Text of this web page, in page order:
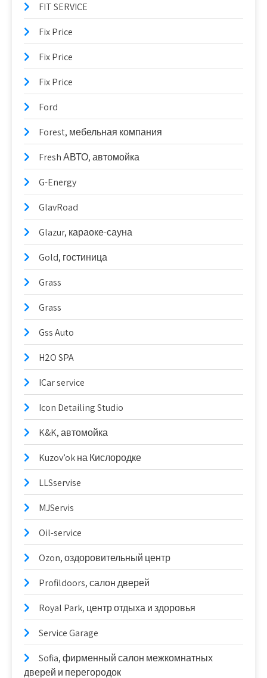
FIT SERVICE
Fix Price
Fix Price
Fix Price
Ford
Forest, мебельная компания
Fresh АВТО, автомойка
G-Energy
GlavRoad
Glazur, караоке-сауна
Gold, гостиница
Grass
Grass
Gss Auto
H2O SPA
ICar service
Icon Detailing Studio
K&K, автомойка
Kuzov’ok на Кислородке
LLSservise
MJServis
Oil-service
Ozon, оздоровительный центр
Profildoors, салон дверей
Royal Park, центр отдыха и здоровья
Service Garage
Sofia, фирменный салон межкомнатных
дверей и перегородок